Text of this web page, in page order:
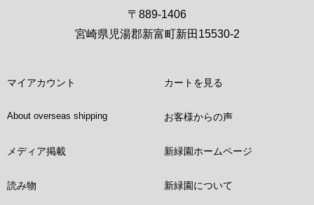
〒889-1406
宮崎県児湯郡新富町新田15530-2
マイアカウント カートを見る
About overseas shipping お客様からの声
メディア掲載 新緑園ホームページ
読み物 新緑園について